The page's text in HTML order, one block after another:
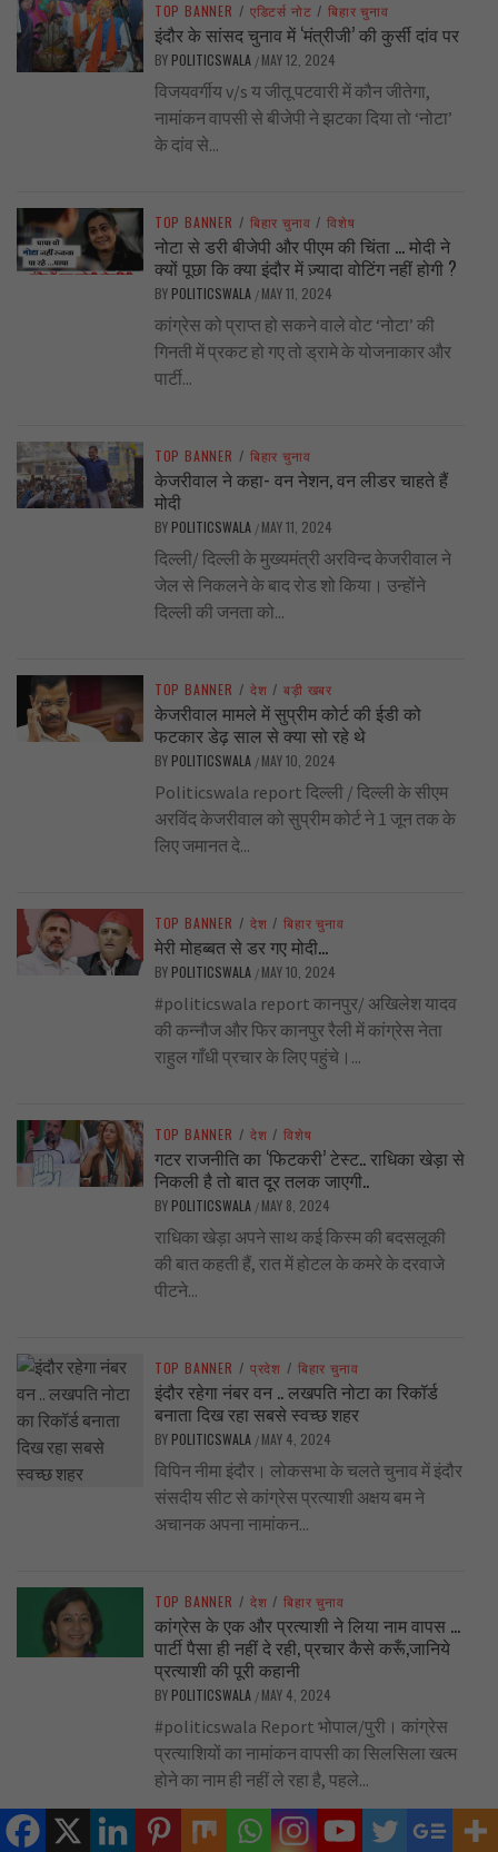
TOP BANNER / एडिटर्स नोट / बिहार चुनाव
इंदौर के सांसद चुनाव में ‘मंत्रीजी’ की कुर्सी दांव पर
BY POLITICSWALA / MAY 12, 2024
विजयवर्गीय v/s य जीतू पटवारी में कौन जीतेगा,
नामांकन वापसी से बीजेपी ने झटका दिया तो ‘नोटा’
के दांव से...
TOP BANNER / बिहार चुनाव / विशेष
नोटा से डरी बीजेपी और पीएम की चिंता … मोदी ने
क्यों पूछा कि क्या इंदौर में ज़्यादा वोटिंग नहीं होगी ?
BY POLITICSWALA / MAY 11, 2024
कांग्रेस को प्राप्त हो सकने वाले वोट ‘नोटा’ की
गिनती में प्रकट हो गए तो ड्रामे के योजनाकार और
पार्टी...
TOP BANNER / बिहार चुनाव
केजरीवाल ने कहा- वन नेशन, वन लीडर चाहते हैं
मोदी
BY POLITICSWALA / MAY 11, 2024
दिल्ली/ दिल्ली के मुख्यमंत्री अरविन्द केजरीवाल ने
जेल से निकलने के बाद रोड शो किया। उन्होंने
दिल्ली की जनता को...
TOP BANNER / देश / बड़ी खबर
केजरीवाल मामले में सुप्रीम कोर्ट की ईडी को
फटकार डेढ़ साल से क्या सो रहे थे
BY POLITICSWALA / MAY 10, 2024
Politicswala report दिल्ली / दिल्ली के सीएम
अरविंद केजरीवाल को सुप्रीम कोर्ट ने 1 जून तक के
लिए जमानत दे...
TOP BANNER / देश / बिहार चुनाव
मेरी मोहब्बत से डर गए मोदी…
BY POLITICSWALA / MAY 10, 2024
#politicswala report कानपुर/ अखिलेश यादव
की कन्नौज और फिर कानपुर रैली में कांग्रेस नेता
राहुल गाँधी प्रचार के लिए पहुंचे।...
TOP BANNER / देश / विशेष
गटर राजनीति का ‘फिटकरी’ टेस्ट.. राधिका खेड़ा से
निकली है तो बात दूर तलक जाएगी..
BY POLITICSWALA / MAY 8, 2024
राधिका खेड़ा अपने साथ कई किस्म की बदसलूकी
की बात कहती हैं, रात में होटल के कमरे के दरवाजे
पीटने...
TOP BANNER / प्रदेश / बिहार चुनाव
इंदौर रहेगा नंबर वन .. लखपति नोटा का रिकॉर्ड
बनाता दिख रहा सबसे स्वच्छ शहर
BY POLITICSWALA / MAY 4, 2024
विपिन नीमा इंदौर। लोकसभा के चलते चुनाव में इंदौर
संसदीय सीट से कांग्रेस प्रत्याशी अक्षय बम ने
अचानक अपना नामांकन...
TOP BANNER / देश / बिहार चुनाव
कांग्रेस के एक और प्रत्याशी ने लिया नाम वापस …
पार्टी पैसा ही नहीं दे रही, प्रचार कैसे करूँ,जानिये
प्रत्याशी की पूरी कहानी
BY POLITICSWALA / MAY 4, 2024
#politicswala Report भोपाल/पुरी। कांग्रेस
प्रत्याशियों का नामांकन वापसी का सिलसिला खत्म
होने का नाम ही नहीं ले रहा है, पहले...